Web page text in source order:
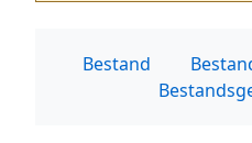
Bestand